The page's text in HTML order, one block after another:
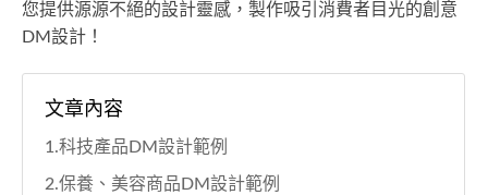
您提供源源不絕的設計靈感，製作吸引消費者目光的創意
DM設計！
文章內容
1.科技產品DM設計範例
2.保養、美容商品DM設計範例